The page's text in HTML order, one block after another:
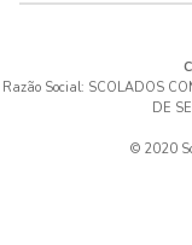
Razão Social: SCOLADOS
DE
© 2020